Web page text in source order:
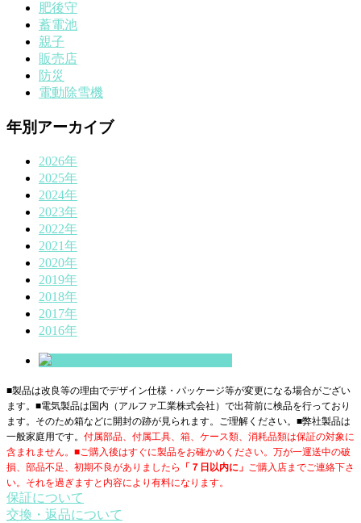
肥後守
蓄電池
親子
販売店
防災
電動除雪機
年別アーカイブ
2026年
2025年
2024年
2023年
2022年
2021年
2020年
2019年
2018年
2017年
2016年
■製品は改良等の理由でデザイン仕様・パッケージ等が変更になる場合がござい
ます。■電気製品は国内（アルファ工業株式会社）で出荷前に検品を行っており
ます。そのため箱などに開封の跡が見られます。ご理解ください。■弊社製品は
一般家庭用です。 付属部品、付属工具、箱、ケース類、消耗品類は保証の対象に
含まれません。■ご購入後はすぐに製品をお確かめください。万が一運送中の破
損、部品不足、初期不良がありましたら
「７日以内に」 ご購入店までご連絡下さ
い。それを過ぎますと内容により有料になります。
保証について
交換・返品について